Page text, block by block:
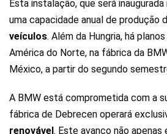
Esta instalação, que será
uma capacidade anual de produção
veículos. Além da Hungria, há
América do Norte, na fábrica da
México, a partir do segundo
A BMW está comprometida com a
fábrica de Debrecen operará
renovável . Este avanço não